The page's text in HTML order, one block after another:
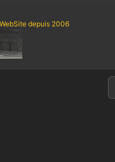
depuis 2006